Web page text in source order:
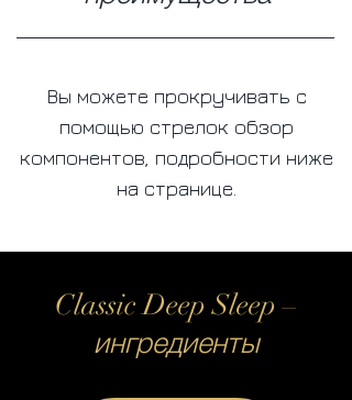
Вы можете прокручивать с
помощью стрелок обзор
компонентов, подробности ниже
на странице.
Classic Deep Sleep –
ингредиенты